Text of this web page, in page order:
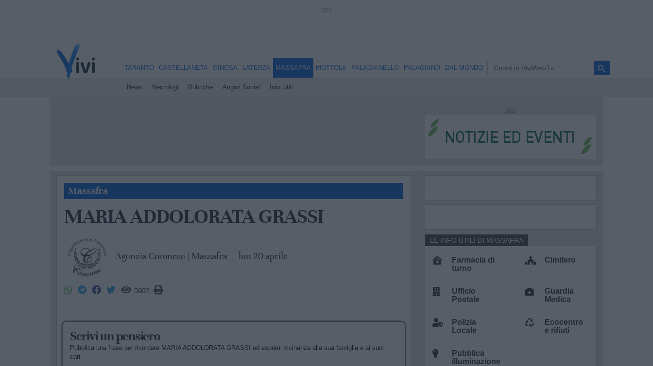
TARANTO CASTELLANETA GINOSA LATERZA MASSAFRA
News Necrologi Rubriche Auguri Social Info Utili
MOTTOLA PALAGIANELLO PALAGIANO DAL MONDO search
Massafra
MARIA ADDOLORATA GRASSI
Agenzia Coronese | Massafra lun 20 aprile
5952
Scrivi un pensiero
Pubblica una frase per ricordare MARIA ADDOLORATA GRASSI ed esprimi vicinanza alla sua famiglia e ai suoi
cari.
Farmacia di
turno
Cimitero
Ufficio
Postale
Guardia
Medica
Polizia
Locale
Ecocentro
e rifiuti
Pubblica
illuminazione
LE INFO UTILI DI MASSAFRA